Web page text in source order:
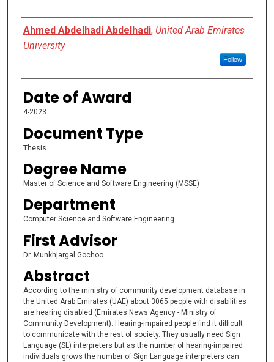
Author
Ahmed Abdelhadi Abdelhadi, United Arab Emirates
University
Follow
Date of Award
4-2023
Document Type
Thesis
Degree Name
Master of Science and Software Engineering (MSSE)
Department
Computer Science and Software Engineering
First Advisor
Dr. Munkhjargal Gochoo
Abstract
According to the ministry of community development database in
the United Arab Emirates (UAE) about 3065 people with disabilities
are hearing disabled (Emirates News Agency - Ministry of
Community Development). Hearing-impaired people find it difficult
to communicate with the rest of society. They usually need Sign
Language (SL) interpreters but as the number of hearing-impaired
individuals grows the number of Sign Language interpreters can